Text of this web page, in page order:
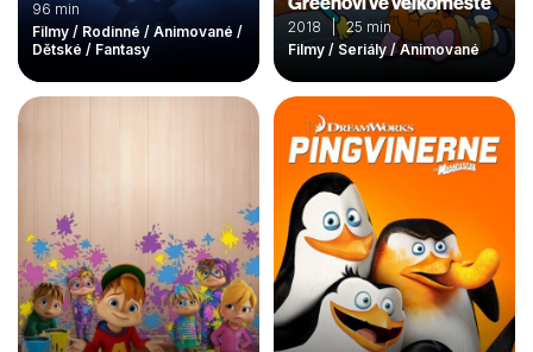
96 min
Filmy / Rodinné / Animované /
Dětské / Fantasy
2018 | 25 min
Filmy / Seriály / Animované